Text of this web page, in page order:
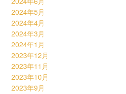
2024年5月
2024年4月
2024年3月
2024年1月
2023年12月
2023年11月
2023年10月
2023年9月